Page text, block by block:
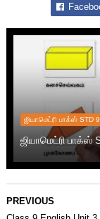
ஜியாமெட்ரி பாக்ஸ்
ஜியாமெட்ரி
PREVIOUS